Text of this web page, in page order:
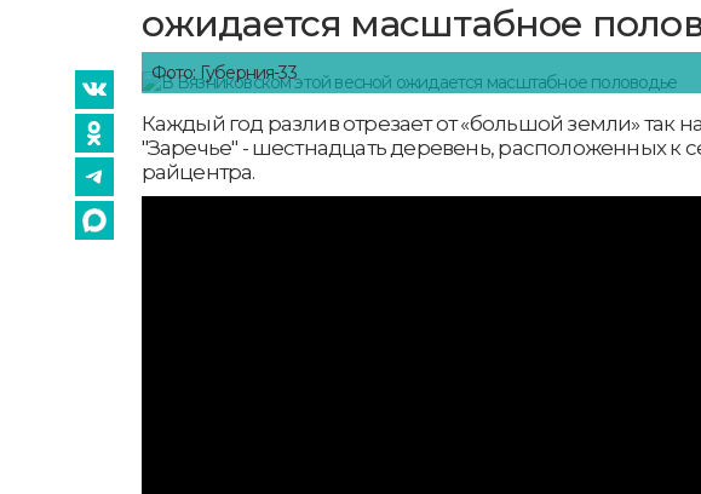
ожидается масштабное
Фото: Губерния-33
Каждый год разлив отрезает от «большой земли» так
"Заречье" - шестнадцать деревень, расположенных к
райцентра.